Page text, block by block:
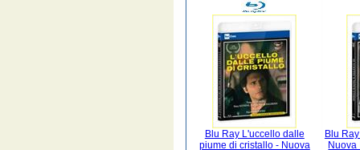
Blu Ray L'uccello dalle
piume di cristallo - Nuova
Blu
Nuova